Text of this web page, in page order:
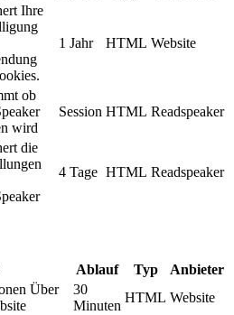
Ihre
1 Jahr HTML Website
ob
wird
Session HTML Readspeaker
die
4 Tage HTML Readspeaker
Ablauf Typ
Anbieter
Über
30
Minuten
HTML Website